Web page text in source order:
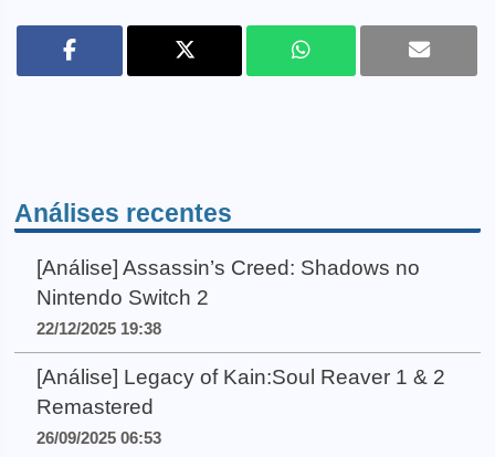
Análises recentes
[Análise] Assassin’s Creed: Shadows no
Nintendo Switch 2
22/12/2025 19:38
[Análise] Legacy of Kain:Soul Reaver 1 & 2
Remastered
26/09/2025 06:53